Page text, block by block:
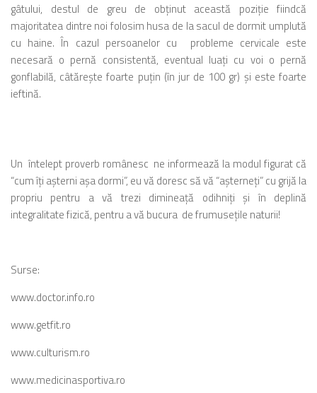
gâtului, destul de greu de obţinut această poziţie fiindcă
majoritatea dintre noi folosim husa de la sacul de dormit umplută
cu haine. În cazul persoanelor cu probleme cervicale este
necesară o pernă consistentă, eventual luaţi cu voi o pernă
gonflabilă, câtăreşte foarte puţin (în jur de 100 gr) şi este foarte
ieftină.
Un întelept proverb românesc ne informează la modul figurat că
“cum îţi aşterni aşa dormi”, eu vă doresc să vă “aşterneţi” cu grijă la
propriu pentru a vă trezi dimineaţă odihniţi şi în deplină
integralitate fizică, pentru a vă bucura de frumuseţile naturii!
Surse:
www.doctor.info.ro
www.getfit.ro
www.culturism.ro
www.medicinasportiva.ro